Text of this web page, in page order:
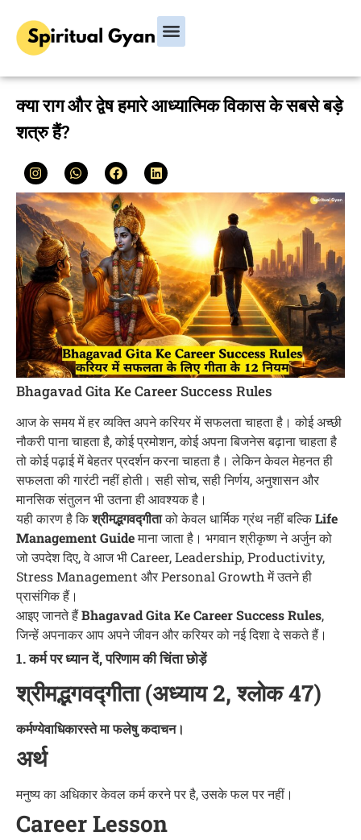
क्या राग और द्वेष हमारे आध्यात्मिक विकास के सबसे बड़े
शत्रु हैं?
Bhagavad Gita Ke Career Success Rules
आज के समय में हर व्यक्ति अपने करियर में सफलता चाहता है। कोई अच्छी
नौकरी पाना चाहता है, कोई प्रमोशन, कोई अपना बिजनेस बढ़ाना चाहता है
तो कोई पढ़ाई में बेहतर प्रदर्शन करना चाहता है। लेकिन केवल मेहनत ही
सफलता की गारंटी नहीं होती। सही सोच, सही निर्णय, अनुशासन और
मानसिक संतुलन भी उतना ही आवश्यक है।
यही कारण है किश्रीमद्भगवद्गीताको केवल धार्मिक ग्रंथ नहीं बल्किLife
Management Guideमाना जाता है। भगवान श्रीकृष्ण ने अर्जुन को
जो उपदेश दिए, वे आज भी Career, Leadership, Productivity,
Stress Management और Personal Growth में उतने ही
प्रासंगिक हैं।
आइए जानते हैंBhagavad Gita Ke Career Success Rules,
जिन्हें अपनाकर आप अपने जीवन और करियर को नई दिशा दे सकते हैं।
1. कर्म पर ध्यान दें, परिणाम की चिंता छोड़ें
श्रीमद्भगवद्गीता (अध्याय 2, श्लोक 47)
कर्मण्येवाधिकारस्ते मा फलेषु कदाचन।
अर्थ
मनुष्य का अधिकार केवल कर्म करने पर है, उसके फल पर नहीं।
Career Lesson